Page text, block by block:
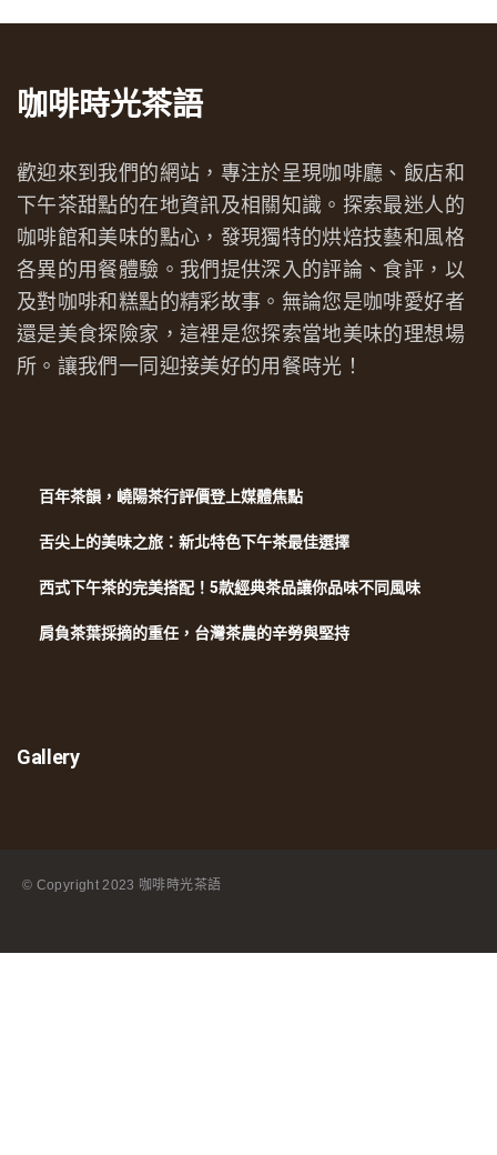
咖啡時光茶語
歡迎來到我們的網站，專注於呈現咖啡廳、飯店和
下午茶甜點的在地資訊及相關知識。探索最迷人的
咖啡館和美味的點心，發現獨特的烘焙技藝和風格
各異的用餐體驗。我們提供深入的評論、食評，以
及對咖啡和糕點的精彩故事。無論您是咖啡愛好者
還是美食探險家，這裡是您探索當地美味的理想場
所。讓我們一同迎接美好的用餐時光！
百年茶韻，嶢陽茶行評價登上媒體焦點
舌尖上的美味之旅：新北特色下午茶最佳選擇
西式下午茶的完美搭配！5款經典茶品讓你品味不同風味
肩負茶葉採摘的重任，台灣茶農的辛勞與堅持
Gallery
© Copyright2023 咖啡時光茶語